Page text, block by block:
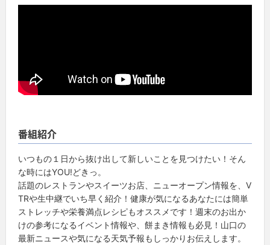
番組紹介
いつもの１日から抜け出して新しいことを見つけたい！そん
な時にはYOU!どきっ。
話題のレストランやスイーツお店、ニューオープン情報を、V
TRや生中継でいち早く紹介！健康が気になるあなたには簡単
ストレッチや栄養満点レシピもオススメです！週末のお出か
けの参考になるイベント情報や、餅まき情報も必見！山口の
最新ニュースや気になる天気予報もしっかりお伝えします。